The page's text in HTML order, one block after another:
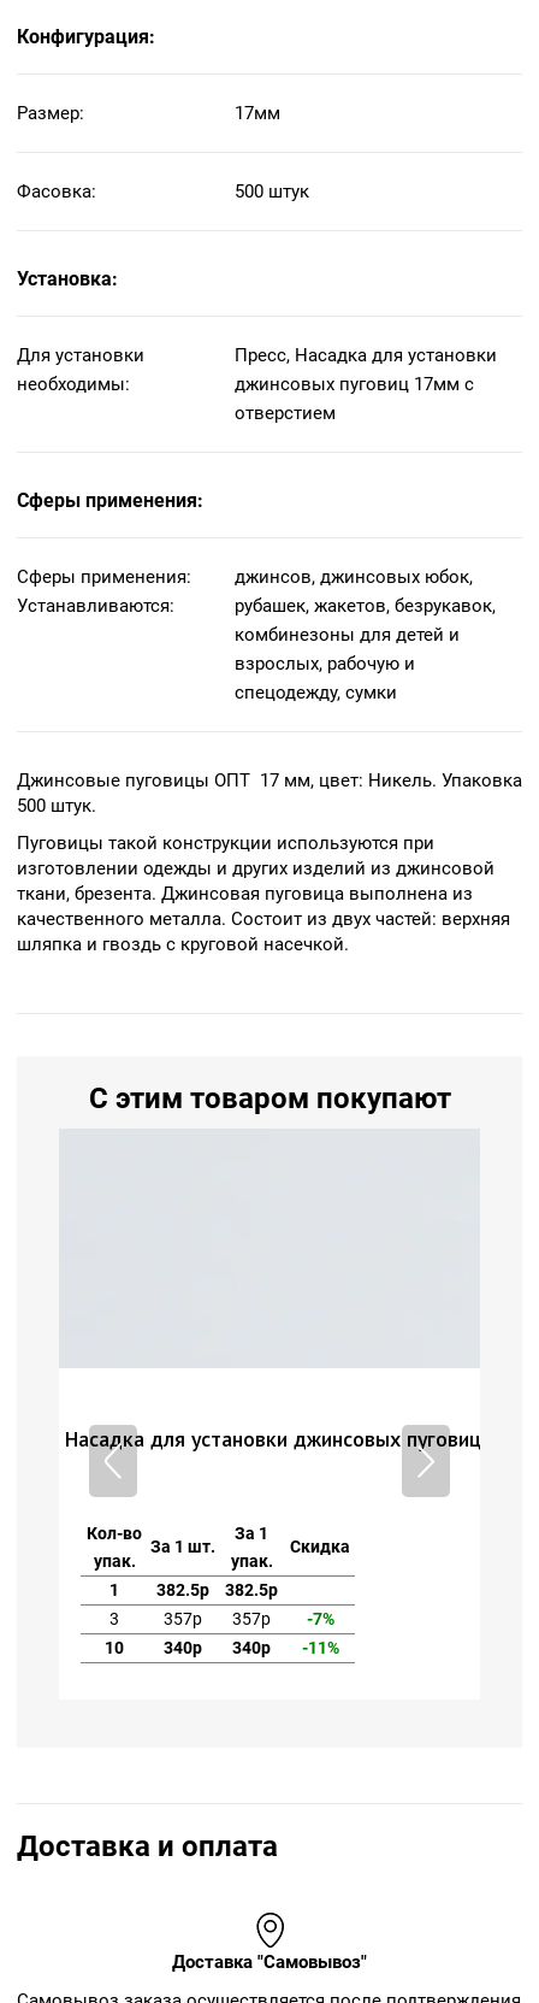
Конфигурация:
Размер: 17мм
Фасовка: 500 штук
Установка:
Для установки
необходимы:
Пресс, Насадка для установки
джинсовых пуговиц 17мм с
отверстием
Сферы применения:
Сферы применения:
Устанавливаются:
джинсов, джинсовых юбок,
рубашек, жакетов, безрукавок,
комбинезоны для детей и
взрослых, рабочую и
спецодежду, сумки
Джинсовые пуговицы ОПТ 17 мм, цвет: Никель. Упаковка
500 штук.
Пуговицы такой конструкции используются при
изготовлении одежды и других изделий из джинсовой
ткани, брезента. Джинсовая пуговица выполнена из
качественного металла. Состоит из двух частей: верхняя
шляпка и гвоздь с круговой насечкой.
С этим товаром покупают
17мм плоская
Насадка для установки джинсовых пуговиц 17мм
Кол-во
упак.
За 1 шт.
За 1
упак.
Скидка
382.5р
382.5р
357р 357р
-7%
340р 340р -11%
Доставка и оплата
Доставка "Самовывоз"